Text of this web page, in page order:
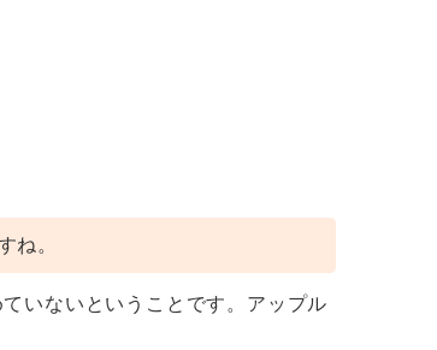
ね。
いないということです。アップル